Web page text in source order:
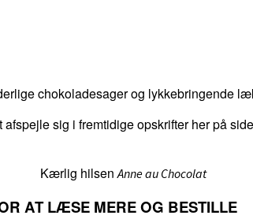
chokoladesager og lykkebringende
sig i fremtidige opskrifter her på
Kærlig hilsenAnne au Chocolat
AT LÆSE MERE OG BESTILLE